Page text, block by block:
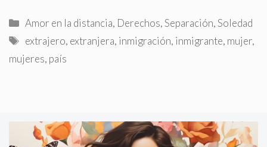
Categorías
Amor en la distancia, Derechos,Separación,Soledad
Etiquetas
extrajero, extranjera, inmigración, inmigrante, mujer,
mujeres, país